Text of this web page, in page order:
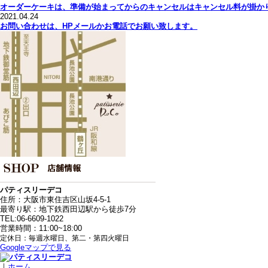
オーダーケーキは、準備が始まってからのキャンセルはキャンセル料が掛か
2021.04.24
お問い合わせは、HPメールかお電話でお願い致します。
パティスリーデコ
住所：大阪市東住吉区山坂4-5-1
最寄り駅：地下鉄西田辺駅から徒歩7分
TEL:06-6609-1022
営業時間：11:00~18:00
定休日：毎週水曜日、第二・第四火曜日
Googleマップで見る
｜ ホーム